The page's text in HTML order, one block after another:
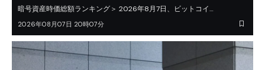
暗号資産時価総額ランキング＞ 2026年8月7日、ビットコイ…
2026年08月07日 20時07分